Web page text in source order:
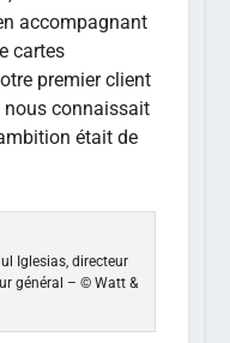
accompagnant
cartes
premier client
nous connaissait
était de
Iglesias, directeur
général – © Watt &